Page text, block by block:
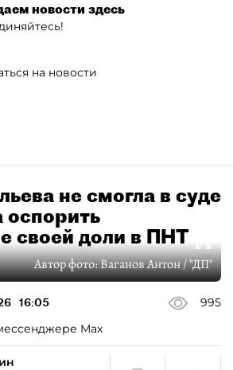
новости здесь
на новости
не смогла в суде
оспорить
своей доли в ПНТ
Автор фото:Ваганов Антон / "ДП"
16:05
995
Max